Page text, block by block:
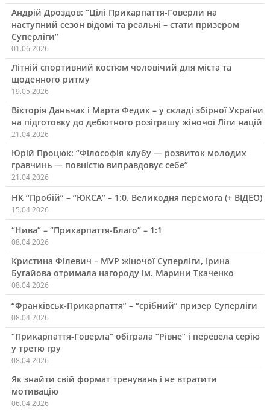
Андрій Дроздов: “Цілі Прикарпаття-Говерли на
наступний сезон відомі та реальні – стати призером
Суперліги”
01.06.2026
Літній спортивний костюм чоловічий для міста та
щоденного ритму
19.05.2026
Вікторія Даньчак і Марта Федик – у складі збірної України
на підготовку до дебютного розіграшу жіночої Ліги націй
21.04.2026
Юрій Процюк: “Філософія клубу — розвиток молодих
гравчинь — повністю виправдовує себе”
21.04.2026
НК “Пробій” – “ЮКСА” – 1:0. Великодня перемога (+ ВІДЕО)
15.04.2026
“Нива” – “Прикарпаття-Благо” – 1:1
08.04.2026
Кристина Філевич – MVP жіночої Суперліги, Ірина
Бугайова отримала нагороду ім. Марини Ткаченко
08.04.2026
“Франківськ-Прикарпаття” – “срібний” призер Суперліги
08.04.2026
“Прикарпаття-Говерла” обіграла “Рівне” і перевела серію
у третю гру
08.04.2026
Як знайти свій формат тренувань і не втратити
мотивацію
06.04.2026